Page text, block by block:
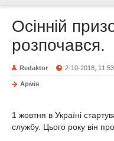
Осінній
розпочався.
Redaktor 2-10-2018, 11:53
Армія
1 жовтня в Україні
службу. Цього року він